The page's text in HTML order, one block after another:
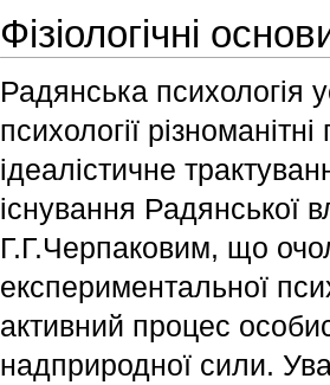
Фізіологічні
Радянська психологія
психології
ідеалістичне
існування Радянської
Г.Г.Черпаковим, що
експериментальної
активний процес
надприродної сили.